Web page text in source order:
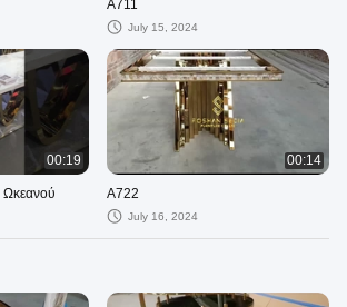
Α711
July 15, 2024
00:19
Ωκεανού
00:14
Α722
July 16, 2024